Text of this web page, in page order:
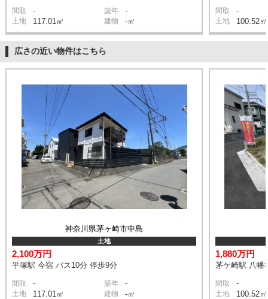
間取 - 築年 -
土地 117.01㎡ 建物 -㎡
間取 -
土地 100.52㎡
広さの近い物件はこちら
神奈川県茅ヶ崎市中島
土地
2,100万円
平塚駅 今宿 バス10分 停歩9分
間取 - 築年 -
土地 117.01㎡ 建物 -㎡
1,880万円
茅ケ崎駅 八幡
間取 -
土地 100.52㎡